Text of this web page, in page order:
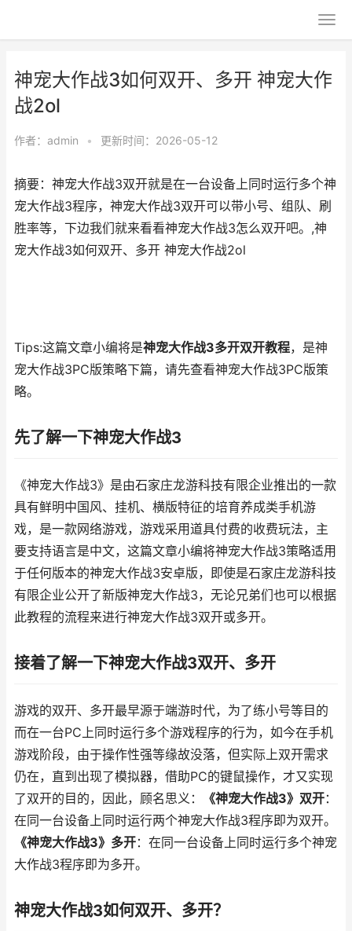
神宠大作战3如何双开、多开 神宠大作
战2ol
作者： admin • 更新时间：2026-05-12
摘要：神宠大作战3双开就是在一台设备上同时运行多个神
宠大作战3程序，神宠大作战3双开可以带小号、组队、刷
胜率等，下边我们就来看看神宠大作战3怎么双开吧。,神
宠大作战3如何双开、多开 神宠大作战2ol
Tips:这篇文章小编将是神宠大作战3多开双开教程，是神
宠大作战3PC版策略下篇，请先查看神宠大作战3PC版策
略。
先了解一下神宠大作战3
《神宠大作战3》是由石家庄龙游科技有限企业推出的一款
具有鲜明中国风、挂机、横版特征的培育养成类手机游
戏，是一款网络游戏，游戏采用道具付费的收费玩法，主
要支持语言是中文，这篇文章小编将神宠大作战3策略适用
于任何版本的神宠大作战3安卓版，即使是石家庄龙游科技
有限企业公开了新版神宠大作战3，无论兄弟们也可以根据
此教程的流程来进行神宠大作战3双开或多开。
接着了解一下神宠大作战3双开、多开
游戏的双开、多开最早源于端游时代，为了练小号等目的
而在一台PC上同时运行多个游戏程序的行为，如今在手机
游戏阶段，由于操作性强等缘故没落，但实际上双开需求
仍在，直到出现了模拟器，借助PC的键鼠操作，才又实现
了双开的目的，因此，顾名思义：
《神宠大作战3》双开：
在同一台设备上同时运行两个神宠大作战3程序即为双开。
《神宠大作战3》多开：在同一台设备上同时运行多个神宠
大作战3程序即为多开。
神宠大作战3如何双开、多开？